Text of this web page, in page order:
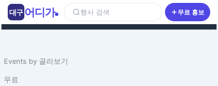
츠
너
뛰
Events by 골라보기
무료
대구 어디가 행사 검색 무료 홍보